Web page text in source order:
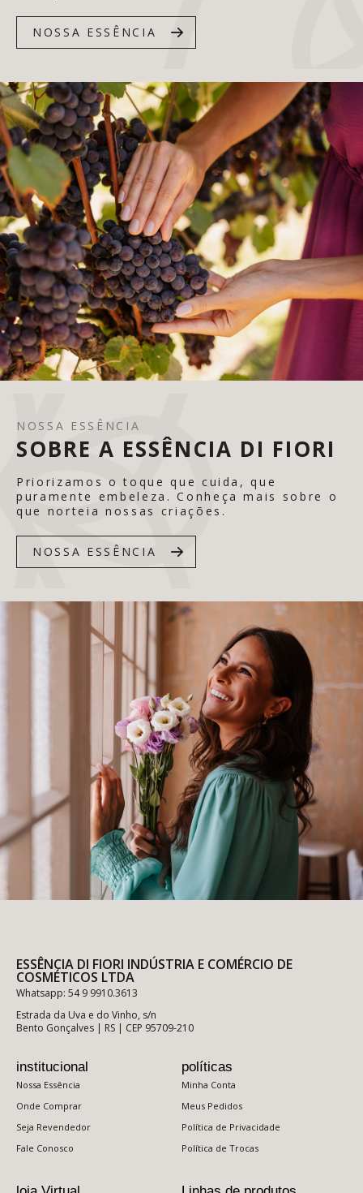
NOSSA ESSÊNCIA
NOSSA ESSÊNCIA
SOBRE A ESSÊNCIA DI FIORI
Priorizamos o toque que cuida, que
puramente embeleza. Conheça mais sobre o
que norteia nossas criações.
NOSSA ESSÊNCIA
ESSÊNCIA DI FIORI INDÚSTRIA E COMÉRCIO DE
COSMÉTICOS LTDA
Whatsapp: 54 9 9910.3613
Estrada da Uva e do Vinho, s/n
Bento Gonçalves | RS | CEP 95709-210
institucional
Nossa Essência
Onde Comprar
Seja Revendedor
Fale Conosco
políticas
Minha Conta
Meus Pedidos
Política de Privacidade
Política de Trocas